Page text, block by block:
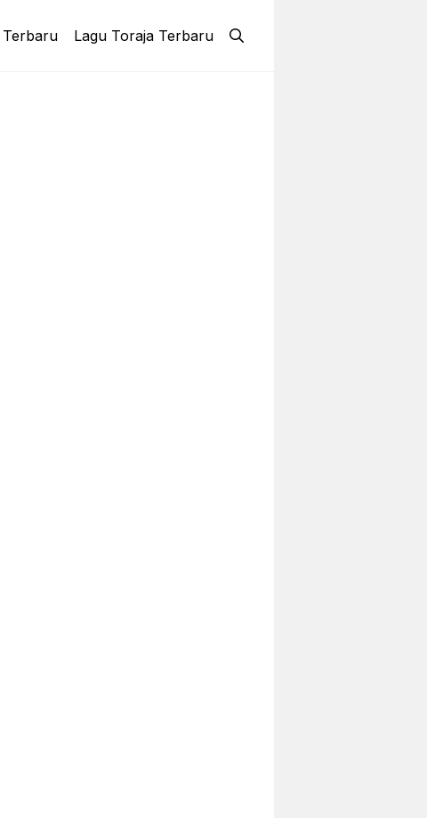
Terbaru Lagu Toraja Terbaru